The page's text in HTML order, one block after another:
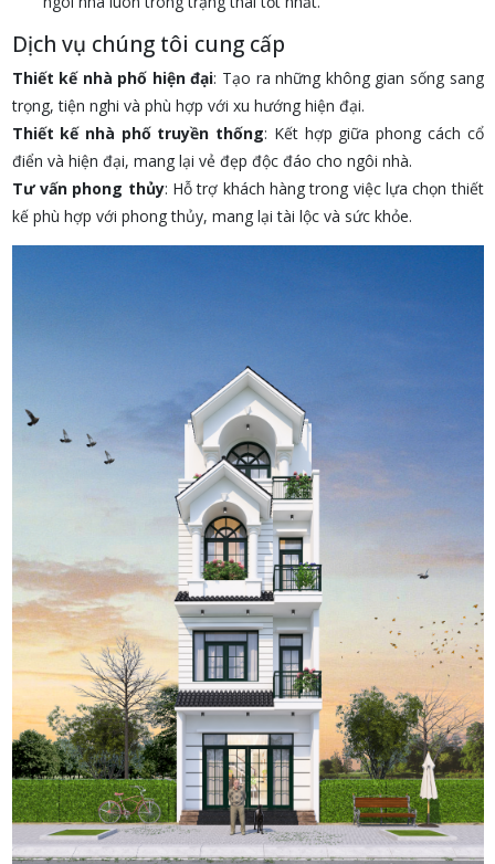
Dịch vụ chúng tôi cung cấp
Thiết kế nhà phố hiện đại: Tạo ra những không gian sống sang
trọng, tiện nghi và phù hợp với xu hướng hiện đại.
Thiết kế nhà phố truyền thống: Kết hợp giữa phong cách cổ
điển và hiện đại, mang lại vẻ đẹp độc đáo cho ngôi nhà.
Tư vấn phong thủy: Hỗ trợ khách hàng trong việc lựa chọn thiết
kế phù hợp với phong thủy, mang lại tài lộc và sức khỏe.